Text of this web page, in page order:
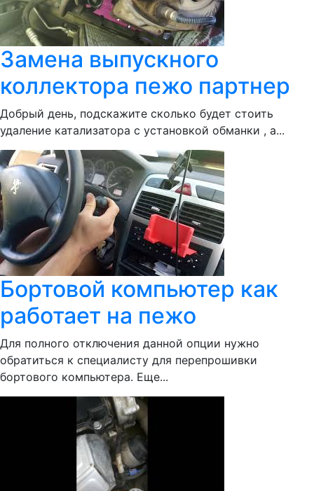
Замена выпускного
коллектора пежо партнер
Добрый день, подскажите сколько будет стоить
удаление катализатора с установкой обманки , а...
Бортовой компьютер как
работает на пежо
Для полного отключения данной опции нужно
обратиться к специалисту для перепрошивки
бортового компьютера. Еще...